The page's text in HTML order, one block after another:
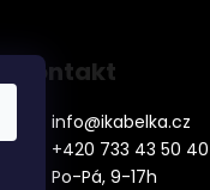
Kontakt
info@ikabelka.cz
+420 733 43 50 40
Po-Pá, 9-17h